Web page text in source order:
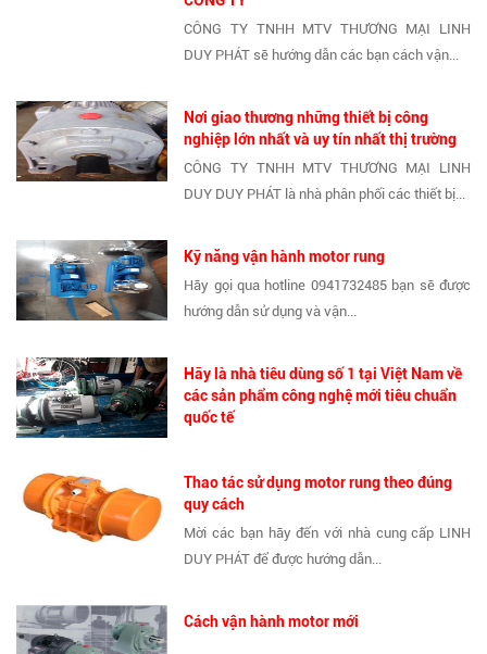
CÔNG TY TNHH MTV THƯƠNG MẠI LINH
DUY PHÁT sẽ hướng dẫn các bạn cách vận...
Nơi giao thương những thiết bị công
nghiệp lớn nhất và uy tín nhất thị trường
CÔNG TY TNHH MTV THƯƠNG MẠI LINH
DUY DUY PHÁT là nhà phân phối các thiết bị...
Kỹ năng vận hành motor rung
Hãy gọi qua hotline 0941732485 bạn sẽ được
hướng dẫn sử dụng và vận...
Hãy là nhà tiêu dùng số 1 tại Việt Nam về
các sản phẩm công nghệ mới tiêu chuẩn
quốc tế
Thao tác sử dụng motor rung theo đúng
quy cách
Mời các bạn hãy đến với nhà cung cấp LINH
DUY PHÁT để được hướng dẫn...
Cách vận hành motor mới